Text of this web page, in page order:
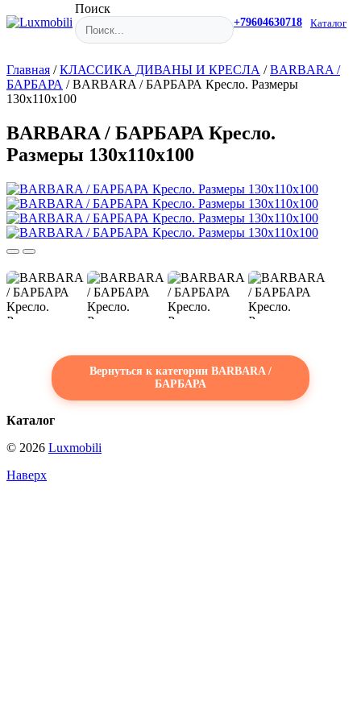
Поиск
+79604630718 Каталог
Главная /КЛАССИКА ДИВАНЫ И КРЕСЛА /BARBARA /
БАРБАРА /BARBARA / БАРБАРА Кресло. Размеры
130x110x100
BARBARA / БАРБАРА Кресло.
Размеры 130x110x100
Вернуться к категории BARBARA /
БАРБАРА
Каталог
© 2026 Luxmobili
Наверх